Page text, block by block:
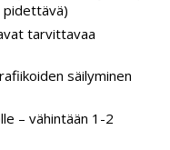
pidettävä)
tarvittavaa
säilyminen
– vähintään 1-2